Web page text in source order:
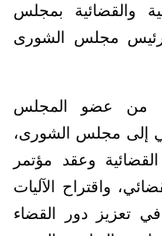
والقضائية بمجلس
رئيس مجلس الشورى
من عضو المجلس
إلى مجلس الشورى،
وعقد مؤتمر
واقتراح الآليات
في تعزيز دور القضاء